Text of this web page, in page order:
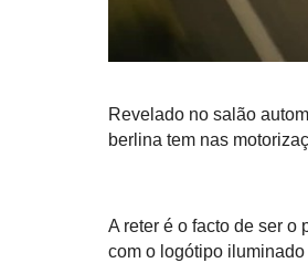
Revelado no salão
berlina tem nas
A reter é o facto de ser
com o logótipo iluminado